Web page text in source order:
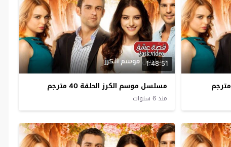
1:48:51
مسلسل موسم الكرز الحلقة 40 مترجم
منذ 6 سنوات